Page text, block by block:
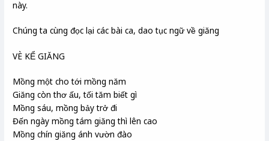
này.
Chúng ta cùng đọc lại các bài ca, dao tục ngữ về giăng
VÈ KỂ GIĂNG
Mồng một cho tới mồng năm
Giăng còn thơ ấu, tối tăm biết gì
Mồng sáu, mồng bảy trở đi
Đến ngày mồng tám giăng thì lên cao
Mồng chín giăng ánh vườn đào